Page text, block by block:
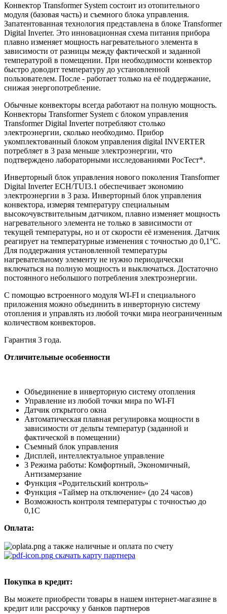
Конвектор Transformer System состоит из отопительного
модуля (базовая часть) и съемного блока управления.
Запатентованная технология представлена в блоке Transformer
Digital Inverter. Это инновационная схема питания прибора
плавно изменяет мощность нагревательного элемента в
зависимости от разницы между фактической и заданной
температурой в помещении. При необходимости конвектор
быстро доводит температуру до установленной
пользователем. После - работает только на её поддержание,
снижая энергопотребление.
Обычные конвекторы всегда работают на полную мощность.
Конвекторы Transformer System с блоком управления
Transformer Digital Inverter потребляют столько
электроэнергии, сколько необходимо. Прибор
укомплектованный блоком управления digital INVERTER
потребляет в 3 раза меньше электроэнергии, что
подтверждено лабораторными исследованиями РосТест*.
Инверторный блок управления нового поколения Transformer
Digital Inverter ECH/TUI3.1 обеспечивает экономию
электроэнергии в 3 раза. Инверторный блок управления
конвектора, измеряя температуру специальным
высокочувствительным датчиком, плавно изменяет мощность
нагревательного элемента не только в зависимости от
текущей температуры, но и от скорости её изменения. Датчик
реагирует на температурные изменения с точностью до 0,1°С.
Для поддержания установленной температуры
нагревательному элементу не нужно периодически
включаться на полную мощность и выключаться. Достаточно
постоянного небольшого потребления электроэнергии.
С помощью встроенного модуля WI-FI и специального
приложения можно объединить в инверторную систему
отопления и управлять из любой точки мира неограниченным
количеством конвекторов.
Гарантия 3 года.
Отличительные особенности
Объединение в инверторную систему отопления
Управление из любой точки мира по WI-FI
Датчик открытого окна
Автоматическая плавная регулировка мощности в
зависимости от дельты температур (заданной и
фактической в помещении)
Съемный блок управления
Дисплей, интеллектуальное управление
3 Режима работы: Комфортный, Экономичный,
Антизамерзание
Функция «Родительский контроль»
Функция «Таймер на отключение» (до 24 часов)
Возможность контроля температуры с точностью до
0,1С
Оплата:
а также наличные и оплата по счету
скачать карту партнера
Покупка в кредит:
Вы можете приобрести товары в нашем интернет-магазине в
кредит или рассрочку у банков партнеров